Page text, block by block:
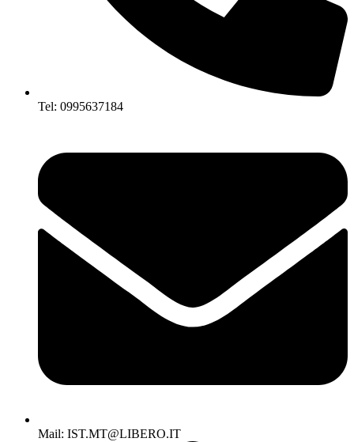
Tel: 0995637184
Mail: IST.MT@LIBERO.IT